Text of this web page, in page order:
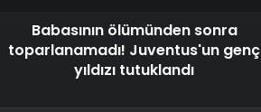
Babasının ölümünden sonra
toparlanamadı! Juventus'un genç
yıldızı tutuklandı